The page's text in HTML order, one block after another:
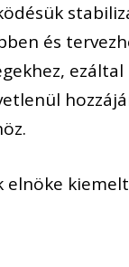
és
, ezáltal
elnöke